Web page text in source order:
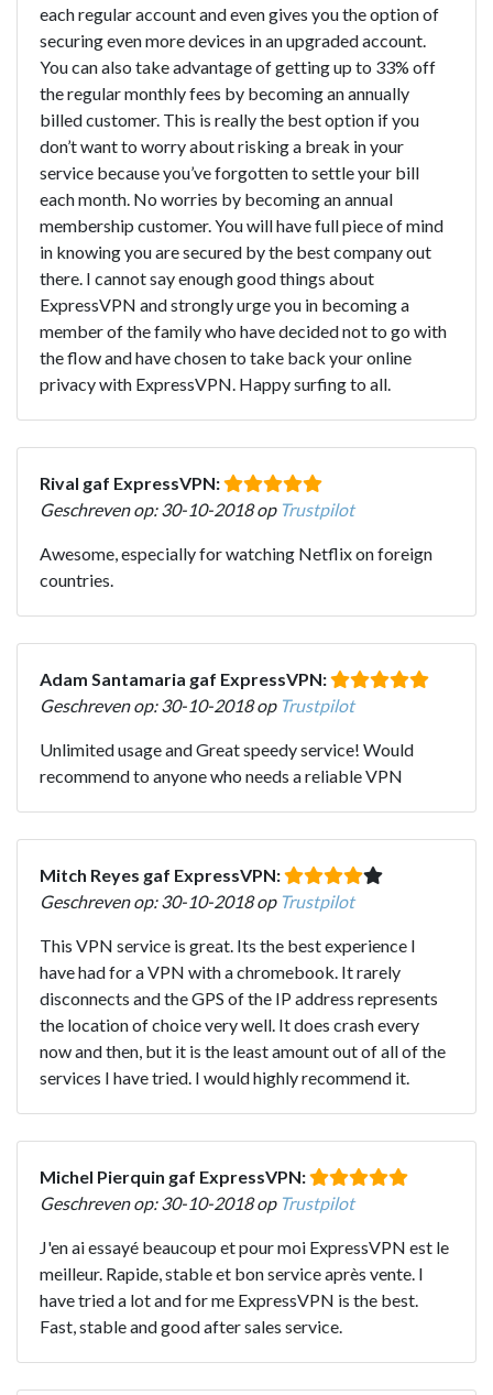
each regular account and even gives you the option of
securing even more devices in an upgraded account.
You can also take advantage of getting up to 33% off
the regular monthly fees by becoming an annually
billed customer. This is really the best option if you
don’t want to worry about risking a break in your
service because you’ve forgotten to settle your bill
each month. No worries by becoming an annual
membership customer. You will have full piece of mind
in knowing you are secured by the best company out
there. I cannot say enough good things about
ExpressVPN and strongly urge you in becoming a
member of the family who have decided not to go with
the flow and have chosen to take back your online
privacy with ExpressVPN. Happy surfing to all.
Rival gaf ExpressVPN:
Geschreven op: 30-10-2018 op Trustpilot
Awesome, especially for watching Netflix on foreign
countries.
Adam Santamaria gaf ExpressVPN:
Geschreven op: 30-10-2018 op Trustpilot
Unlimited usage and Great speedy service! Would
recommend to anyone who needs a reliable VPN
Mitch Reyes gaf ExpressVPN:
Geschreven op: 30-10-2018 op Trustpilot
This VPN service is great. Its the best experience I
have had for a VPN with a chromebook. It rarely
disconnects and the GPS of the IP address represents
the location of choice very well. It does crash every
now and then, but it is the least amount out of all of the
services I have tried. I would highly recommend it.
Michel Pierquin gaf ExpressVPN:
Geschreven op: 30-10-2018 op Trustpilot
J'en ai essayé beaucoup et pour moi ExpressVPN est le
meilleur. Rapide, stable et bon service après vente. I
have tried a lot and for me ExpressVPN is the best.
Fast, stable and good after sales service.